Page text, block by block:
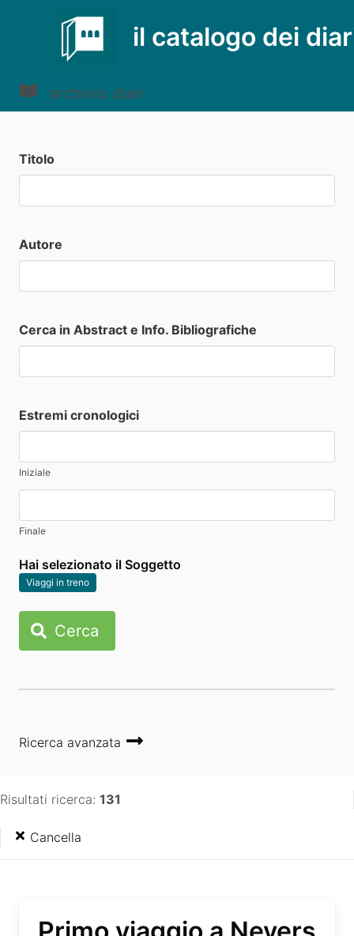
il catalogo dei
archivio diari
Titolo
Autore
Cerca in Abstract e Info. Bibliografiche
Estremi cronologici
Iniziale
Finale
Hai selezionato il Soggetto
Viaggi in treno
Cerca
Ricerca avanzata
Risultati ricerca: 131
Cancella